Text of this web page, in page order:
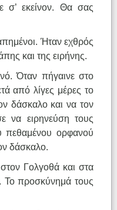
σ’ εκείνον. Θα σας
Ήταν εχθρός
και της ειρήνης.
Όταν πήγαινε στο
από λίγες μέρες το
δάσκαλο και να τον
να ειρηνεύση τους
πεθαμένου ορφανού
δάσκαλο.
Γολγοθά και στα
Το προσκύνημά τους